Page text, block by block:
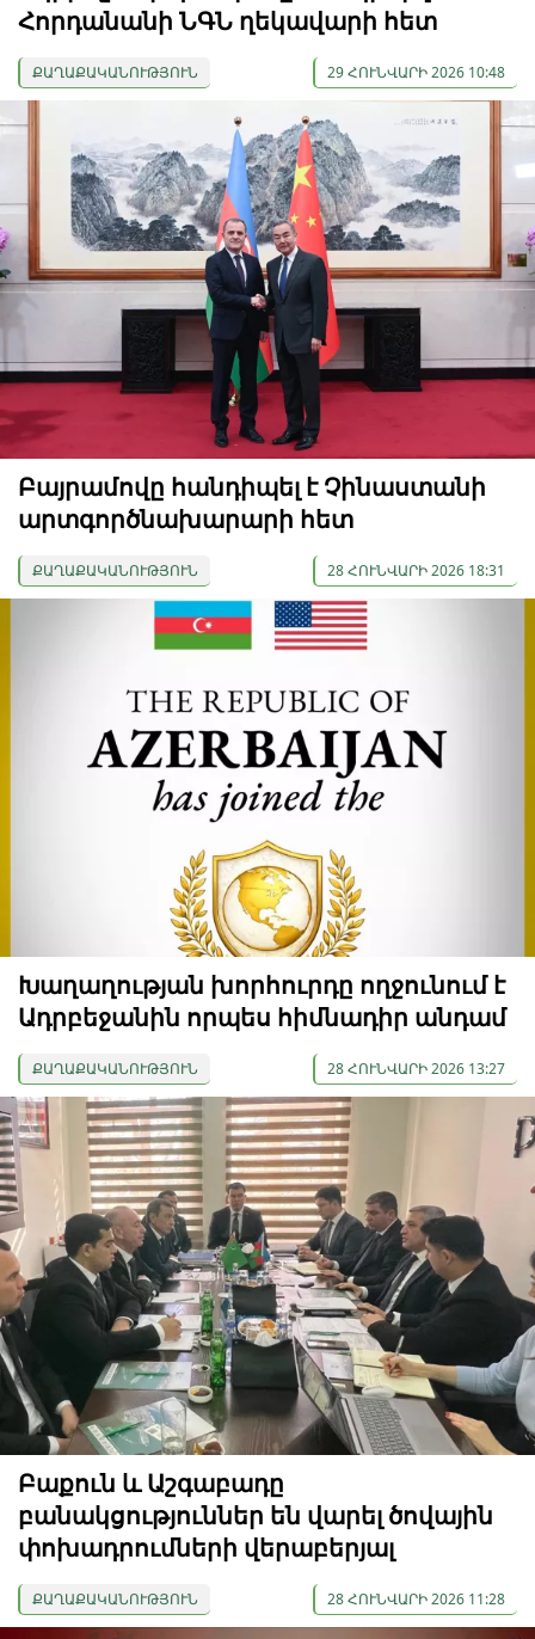
Հորդանանի ՆԳՆ ղեկավարի հետ
ՔԱՂԱՔԱԿԱՆՈՒԹՅՈՒՆ 29 ՀՈՒՆՎԱՐԻ 2026 10:48
Բայրամովը հանդիպել է Չինաստանի
արտգործնախարարի հետ
ՔԱՂԱՔԱԿԱՆՈՒԹՅՈՒՆ 28 ՀՈՒՆՎԱՐԻ 2026 18:31
Խաղաղության խորհուրդը ողջունում է
Ադրբեջանին որպես հիմնադիր անդամ
ՔԱՂԱՔԱԿԱՆՈՒԹՅՈՒՆ 28 ՀՈՒՆՎԱՐԻ 2026 13:27
Բաքուն և Աշգաբադը
բանակցություններ են վարել ծովային
փոխադրումների վերաբերյալ
ՔԱՂԱՔԱԿԱՆՈՒԹՅՈՒՆ 28 ՀՈՒՆՎԱՐԻ 2026 11:28